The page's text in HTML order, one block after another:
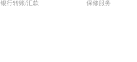
银行转账/汇款 保修服务